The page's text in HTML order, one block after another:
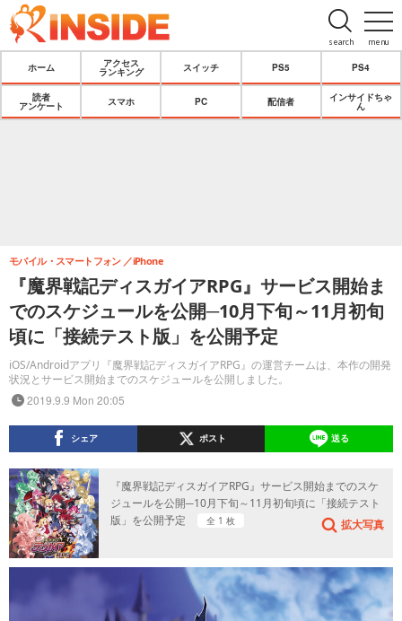
menu
search
ホーム
アクセス
ランキング
スイッチ PS5 PS4
読者
アンケート
スマホ PC 配信者
インサイドちゃ
ん
『魔界戦記ディスガイアRPG』サービス開始ま
でのスケジュールを公開─10月下旬～11月初旬
頃に「接続テスト版」を公開予定
iOS/Androidアプリ『魔界戦記ディスガイアRPG』の運営チームは、本作の開発
状況とサービス開始までのスケジュールを公開しました。
モバイル・スマートフォン iPhone
2019.9.9 Mon 20:05
シェア ポスト 送る
『魔界戦記ディスガイアRPG』サービス開始までのスケ
ジュールを公開─10月下旬～11月初旬頃に「接続テスト
版」を公開予定
全 1 枚 拡大写真